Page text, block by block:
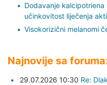
Dodavanje
učinkovitost liječenja
Visokorizični melanomi
Najnovije sa
29.07.2026 10:30 Re: